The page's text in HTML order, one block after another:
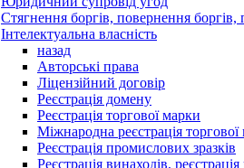
Стягнення боргів, повернення боргів,
Інтелектуальна власність
назад
Авторські права
Ліцензійний договір
Реєстрація домену
Реєстрація торгової марки
Міжнародна реєстрація торгової
Реєстрація промислових зразків
Реєстрація винаходів,